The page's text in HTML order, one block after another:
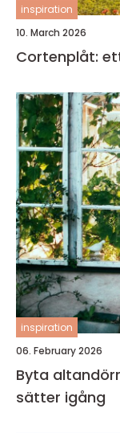
inspiration
10. March 2026
Cortenplåt:
inspiration
06. February 2026
Byta altandörr vad du behöver veta innan du
sätter igång